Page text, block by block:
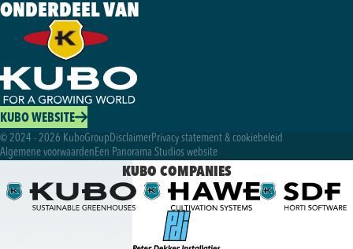
ONDERDEEL VAN
KUBO WEBSITE
© 2024 - 2026 KuboGroupDisclaimerPrivacy statement & cookiebeleid
Algemene voorwaardenEen Panorama Studios website
KUBO COMPANIES